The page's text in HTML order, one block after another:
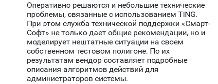
Оперативно решаются и небольшие технические
проблемы, связанные с использованием TING.
При этом служба технической поддержки «Смарт-
Софт» не только дает общие рекомендации, но и
моделирует нештатные ситуации на своем
собственном тестовом полигоне. По их
результатам вендор составляет подробные
описания алгоритмов действий для
администраторов системы.